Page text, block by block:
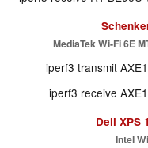
MediaTek Wi-Fi 6E
iperf3 transmit
iperf3 receive
Dell XPS
Intel